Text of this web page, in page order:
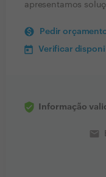
apresentamos
Pedir
Verificar
Informação
email